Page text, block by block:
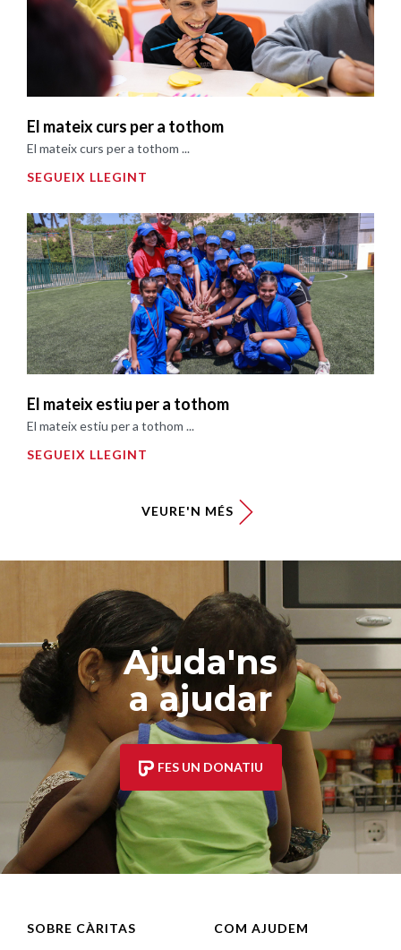
El mateix curs per a tothom
El mateix curs per a tothom ...
SEGUEIX LLEGINT
El mateix estiu per a tothom
El mateix estiu per a tothom ...
SEGUEIX LLEGINT
VEURE'N MÉS
Ajuda'ns
a ajudar
FES UN DONATIU
SOBRE CÀRITAS COM AJUDEM